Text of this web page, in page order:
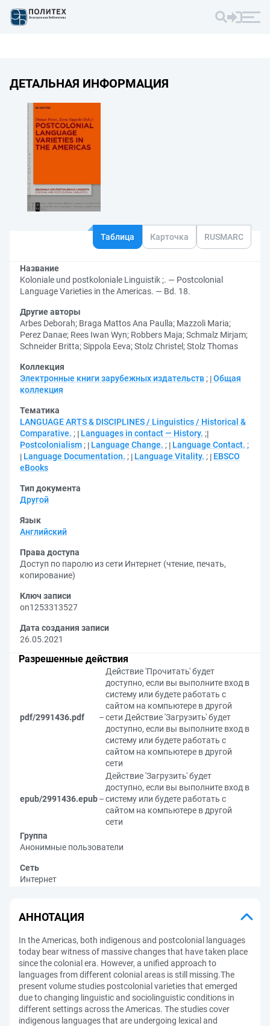
ДЕТАЛЬНАЯ ИНФОРМАЦИЯ
Таблица Карточка RUSMARC
Название
Koloniale und postkoloniale Linguistik ;. — Postcolonial
Language Varieties in the Americas. — Bd. 18.
Другие авторы
Arbes Deborah; Braga Mattos Ana Paulla; Mazzoli Maria;
Perez Danae; Rees Iwan Wyn; Robbers Maja;Schmalz Mirjam;
Schneider Britta;Sippola Eeva;Stolz Christel ;Stolz Thomas
Коллекция
Электронные книги зарубежных издательств ; Общая
коллекция
Тематика
LANGUAGE ARTS & DISCIPLINES / Linguistics / Historical &
Comparative. ; Languages in contact — History. ;
Postcolonialism ; Language Change. ; Language Contact. ;
Language Documentation. ; Language Vitality. ;
EBSCO
eBooks
Тип документа
Другой
Язык
Английский
Права доступа
Доступ по паролю из сети Интернет (чтение, печать,
копирование)
Ключ записи
on1253313527
Дата создания записи
26.05.2021
Разрешенные действия
pdf/2991436.pdf –
Действие 'Прочитать' будет
доступно, если вы выполните вход в
систему или будете работать с
сайтом на компьютере в другой
сети Действие 'Загрузить' будет
доступно, если вы выполните вход в
систему или будете работать с
сайтом на компьютере в другой
сети
epub/2991436.epub–
Действие 'Загрузить' будет
доступно, если вы выполните вход в
систему или будете работать с
сайтом на компьютере в другой
сети
Группа
Анонимные пользователи
Сеть
Интернет
АННОТАЦИЯ
In the Americas, both indigenous and postcolonial languages
today bear witness of massive changes that have taken place
since the colonial era. However, a unified approach to
languages from different colonial areas is still missing.The
present volume studies postcolonial varieties that emerged
due to changing linguistic and sociolinguistic conditions in
different settings across the Americas. The studies cover
indigenous languages that are undergoing lexical and